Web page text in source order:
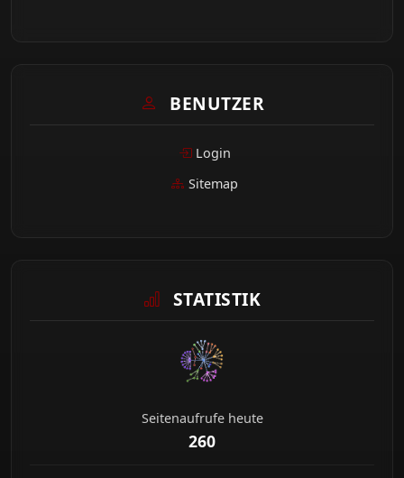
BENUTZER
Login
Sitemap
STATISTIK
Seitenaufrufe heute
260